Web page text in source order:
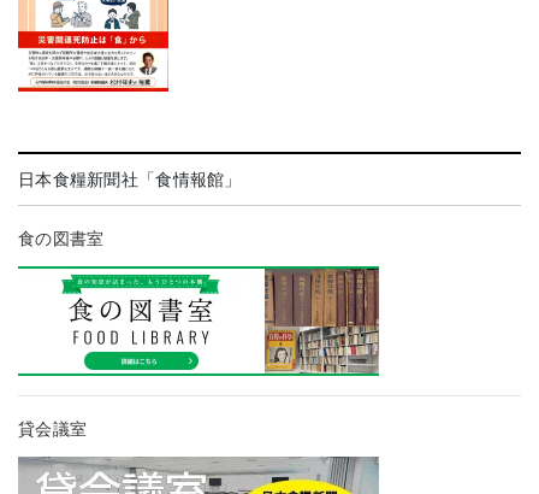
日本食糧新聞社「食情報館」
食の図書室
貸会議室